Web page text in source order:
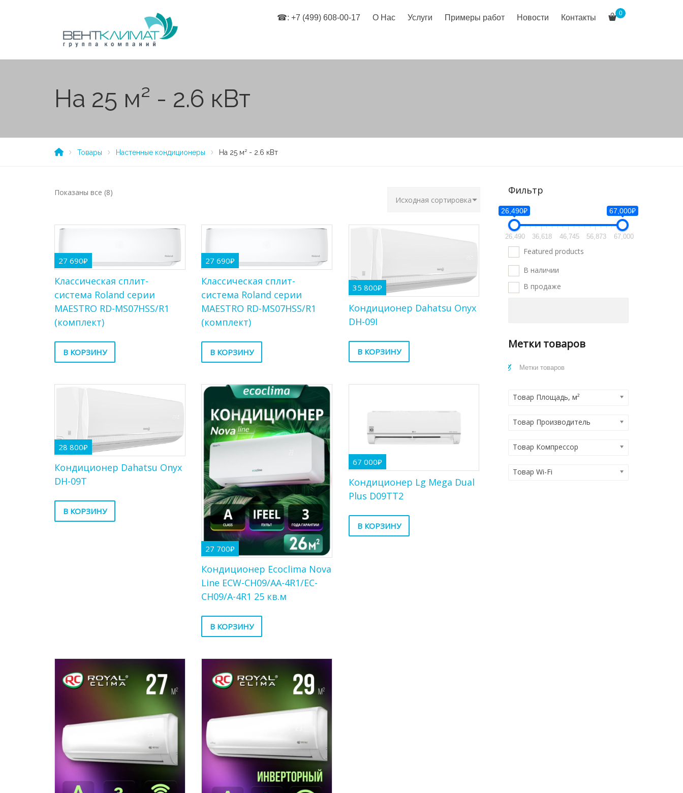
☎: +7 (499) 608-00-17 О Нас Услуги Примеры работ Новости Контакты 0
На 25 м² - 2.6 кВт
Товары Настенные кондиционеры На 25 м² - 2.6 кВт
Показаны все (8)
27 690₽
Классическая сплит-
система Roland серии
MAESTRO RD-MS07HSS/R1
(комплект)
В КОРЗИНУ
27 690₽
Классическая сплит-
система Roland серии
MAESTRO RD-MS07HSS/R1
(комплект)
В КОРЗИНУ
35 800₽
Кондиционер Dahatsu Onyx
DH-09I
В КОРЗИНУ
28 800₽
Кондиционер Dahatsu Onyx
DH-09T
В КОРЗИНУ
27 700₽
Кондиционер Ecoclima Nova
Line ECW-СH09/AA-4R1/EC-
CH09/A-4R1 25 кв.м
В КОРЗИНУ
67 000₽
Кондиционер Lg Mega Dual
Plus D09TT2
В КОРЗИНУ
Фильтр
26,490₽ 67,000₽
26,490 36,618 46,745 56,873 67,000
Featured products
В наличии
В продаже
Метки товаров
Товар Площадь, м²
Товар Производитель
Товар Компрессор
Товар Wi-Fi